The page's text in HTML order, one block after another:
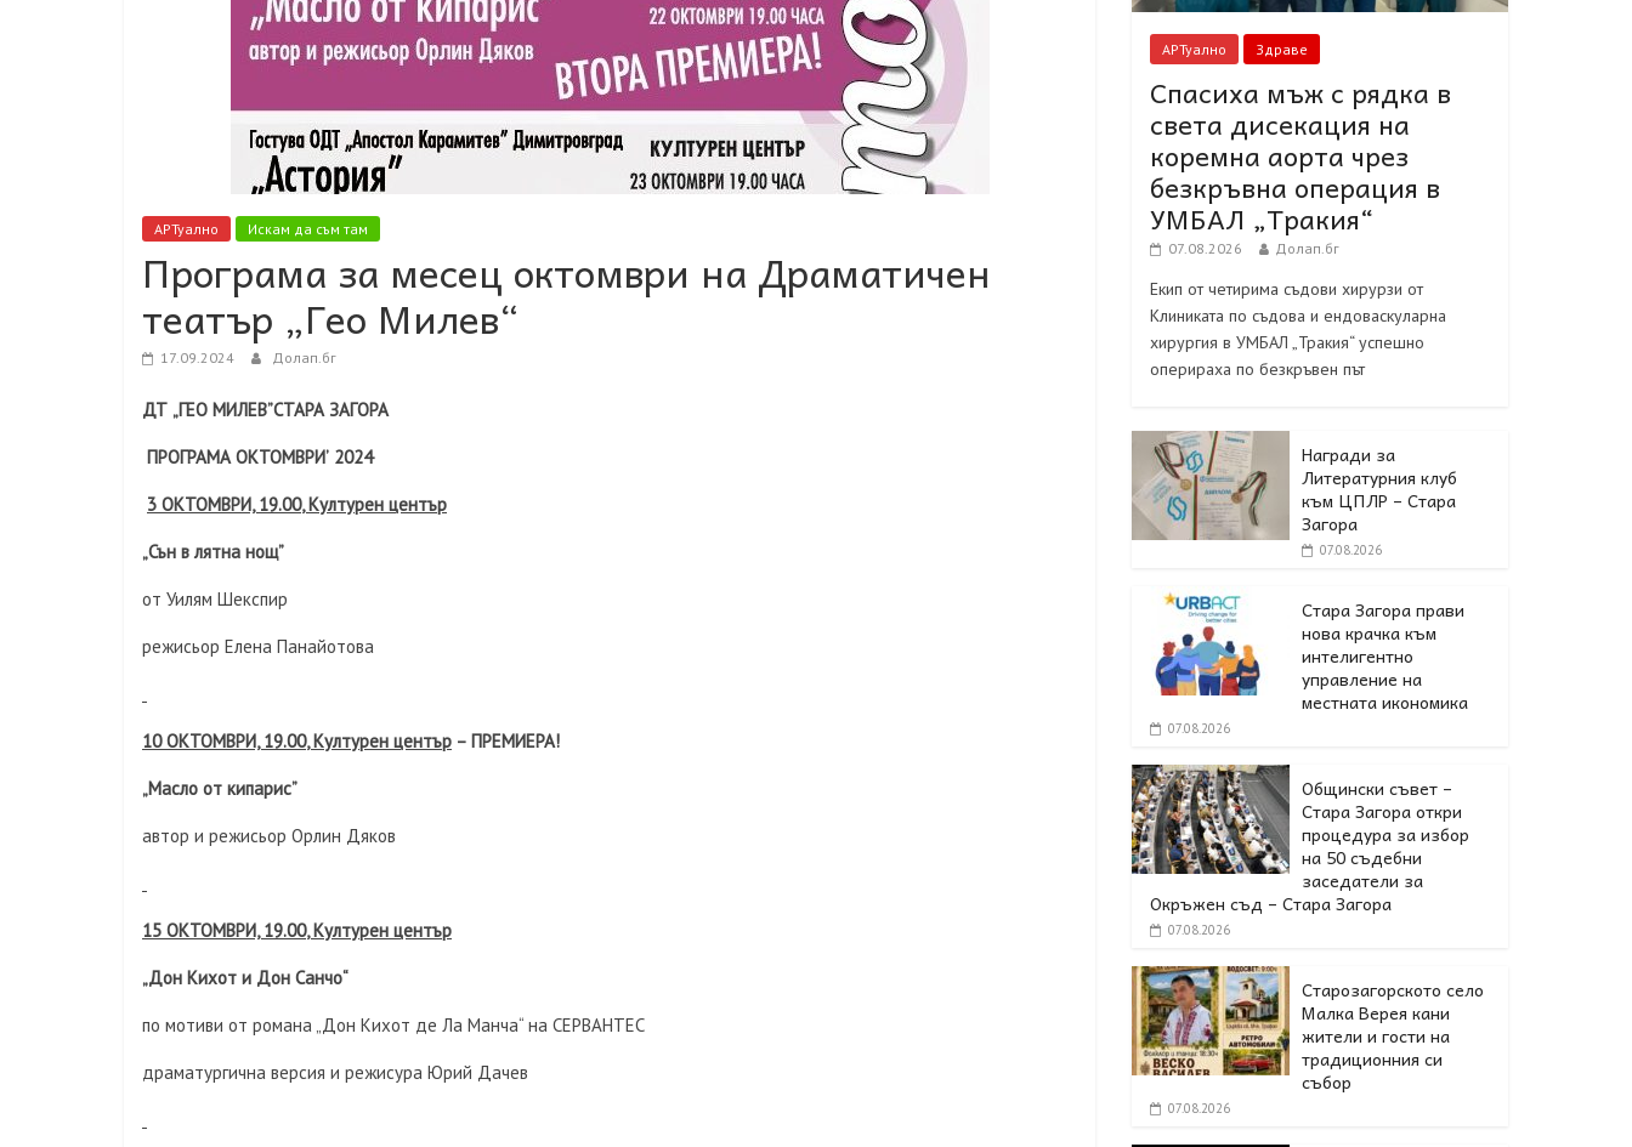
АРТуално Искам да съм там
Програма за месец октомври на Драматичен
театър „Гео Милев“
17.09.2024 Долап.бг
ДТ „ГЕО МИЛЕВ”СТАРА ЗАГОРА
ПРОГРАМА ОКТОМВРИ’ 2024
3 ОКТОМВРИ, 19.00, Културен център
„Сън в лятна нощ”
от Уилям Шекспир
режисьор Елена Панайотова
10 ОКТОМВРИ, 19.00, Културен център – ПРЕМИЕРА!
„Масло от кипарис”
автор и режисьор Орлин Дяков
15 ОКТОМВРИ, 19.00, Културен център
„Дон Кихот и Дон Санчо“
по мотиви от романа „Дон Кихот де Ла Манча“ на СЕРВАНТЕС
драматургична версия и режисура Юрий Дачев
АРТуално Здраве
Спасиха мъж с рядка в
света дисекация на
коремна аорта чрез
безкръвна операция в
УМБАЛ „Тракия“
07.08.2026 Долап.бг
Екип от четирима съдови хирурзи от
Клиниката по съдова и ендоваскуларна
хирургия в УМБАЛ „Тракия“ успешно
оперираха по безкръвен път
Награди за
Литературния клуб
към ЦПЛР – Стара
Загора
07.08.2026
Стара Загора прави
нова крачка към
интелигентно
управление на
местната икономика
07.08.2026
Общински съвет –
Стара Загора откри
процедура за избор
на 50 съдебни
заседатели за
Окръжен съд – Стара Загора
07.08.2026
Старозагорското село
Малка Верея кани
жители и гости на
традиционния си
събор
07.08.2026